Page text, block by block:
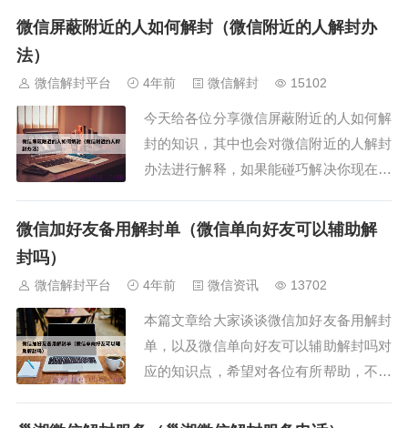
被封了 怎么解封？2、微信账号怎么解除
微信屏蔽附近的人如何解封（微信附近的人解封办
法）
微信解封平台 4年前 微信解封 15102
今天给各位分享微信屏蔽附近的人如何解
封的知识，其中也会对微信附近的人解封
办法进行解释，如果能碰巧解决你现在面
台），现在开始吧！本文目录一览：1、
微信加好友备用解封单（微信单向好友可以辅助解
封吗）
微信解封平台 4年前 微信资讯 13702
本篇文章给大家谈谈微信加好友备用解封
单，以及微信单向好友可以辅助解封吗对
应的知识点，希望对各位有所帮助，不要
信好友辅助解封能申请几次 一定要注意